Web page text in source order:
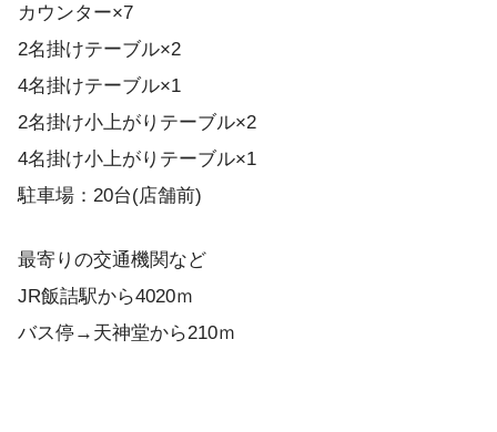
カウンター×7
2名掛けテーブル×2
4名掛けテーブル×1
2名掛け小上がりテーブル×2
4名掛け小上がりテーブル×1
駐車場：20台(店舗前)
最寄りの交通機関など
JR飯詰駅から4020ｍ
バス停→天神堂から210ｍ